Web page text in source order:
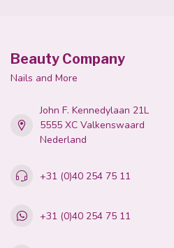
Beauty Company
Nails and More
John F. Kennedylaan 21L
5555 XC Valkenswaard
Nederland
+31 (0)40 254 75 11
+31 (0)40 254 75 11